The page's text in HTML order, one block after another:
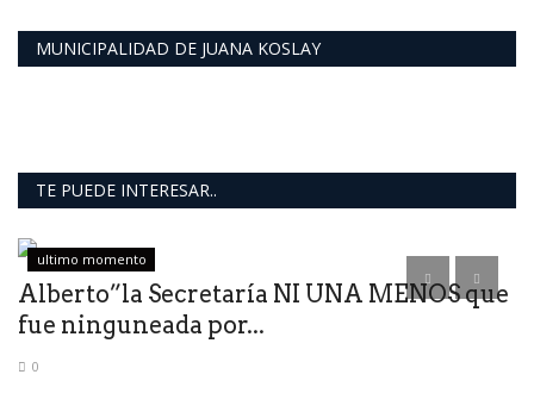
MUNICIPALIDAD DE JUANA KOSLAY
TE PUEDE INTERESAR..
ultimo momento
Alberto”la Secretaría NI UNA MENOS que
fue ninguneada por...
0